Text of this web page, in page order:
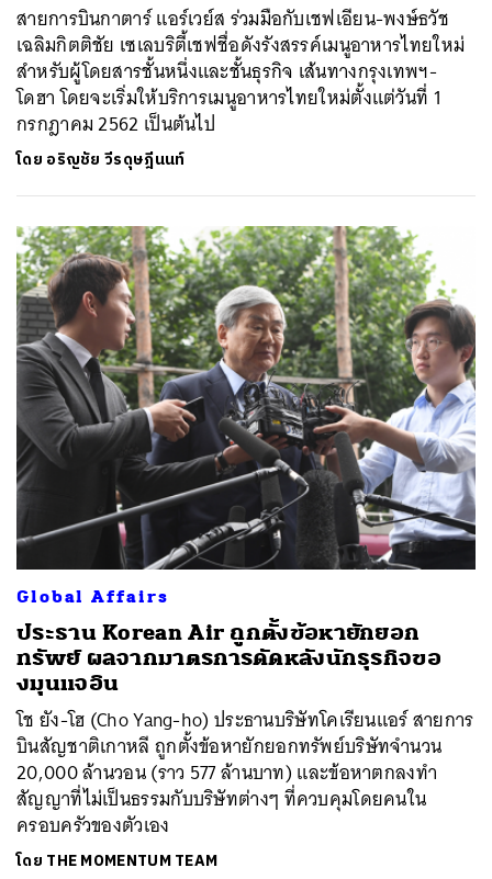
สายการบินกาตาร์ แอร์เวย์ส ร่วมมือกับเชฟเอียน-พงษ์ธวัช
เฉลิมกิตติชัย เซเลบริตี้เชฟชื่อดังรังสรรค์เมนูอาหารไทยใหม่
สำหรับผู้โดยสารชั้นหนึ่งและชั้นธุรกิจ เส้นทางกรุงเทพฯ-
โดฮา โดยจะเริ่มให้บริการเมนูอาหารไทยใหม่ตั้งแต่วันที่ 1
กรกฎาคม 2562 เป็นต้นไป
โดย อริญชัย วีรดุษฎีนนท์
Global Affairs
ประธาน Korean Air ถูกตั้งข้อหายักยอก
ทรัพย์ ผลจากมาตรการดัดหลังนักธุรกิจขอ
งมุนแจอิน
โช ยัง-โฮ (Cho Yang-ho) ประธานบริษัทโคเรียนแอร์ สายการ
บินสัญชาติเกาหลี ถูกตั้งข้อหายักยอกทรัพย์บริษัทจำนวน
20,000 ล้านวอน (ราว 577 ล้านบาท) และข้อหาตกลงทำ
สัญญาที่ไม่เป็นธรรมกับบริษัทต่างๆ ที่ควบคุมโดยคนใน
ครอบครัวของตัวเอง
โดย THE MOMENTUM TEAM